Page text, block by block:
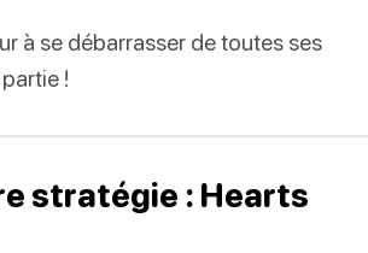
à se débarrasser de toutes ses
!
stratégie : Hearts